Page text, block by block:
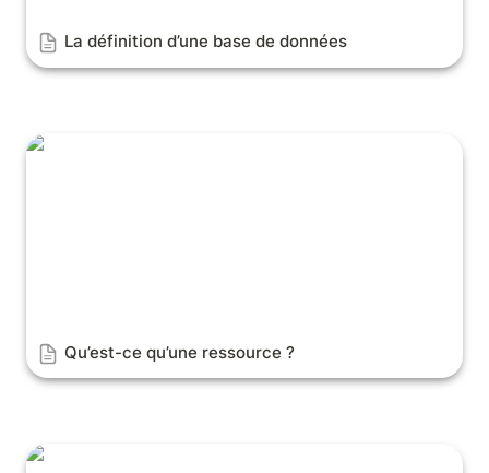
La définition d’une base de données
Qu’est-ce qu’une ressource ?
Qu’est-ce qu’une ressource ?
Qu’est-ce qu’un document ?